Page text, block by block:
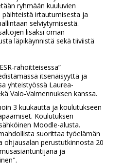
ryhmään kuuluvien
irtautumisesta ja
selviytymisestä.
lisäksi oman
läpikäynnistä sekä tiiviistä
rahoitteisessa”
itsenäisyyttä ja
yhteistyössä Laurea-
Valo-Valmennuksen kanssa.
3 kuukautta ja koulutukseen
Koulutuksen
Moodle-alusta.
suorittaa työelämän
ohjausalan perustutkinnosta 20
ja